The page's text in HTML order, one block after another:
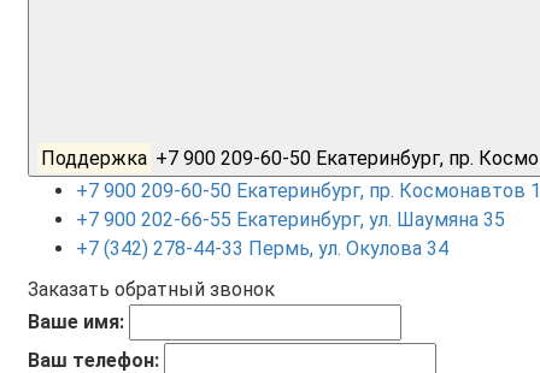
Поддержка +7 900 209-60-50 Екатеринбург, пр.
+7 900 209-60-50 Екатеринбург, пр. Космонавтов
+7 900 202-66-55 Екатеринбург, ул. Шаумяна 35
+7 (342) 278-44-33 Пермь, ул. Окулова 34
Заказать обратный звонок
Ваше имя:
Ваш телефон: